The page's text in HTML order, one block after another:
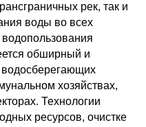
рек, так и
воды во всех
обширный и
хозяйствах,
Технологии
ресурсов, очистке